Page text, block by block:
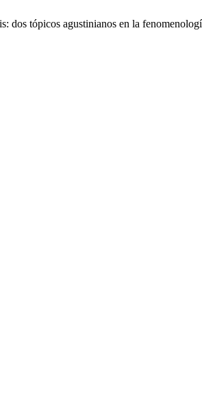
tópicos agustinianos en la